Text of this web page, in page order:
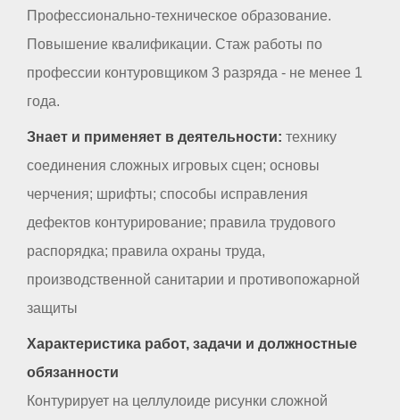
Профессионально-техническое образование.
Повышение квалификации. Стаж работы по
профессии контуровщиком 3 разряда - не менее 1
года.
Знает и применяет в деятельности: технику
соединения сложных игровых сцен; основы
черчения; шрифты; способы исправления
дефектов контурирование; правила трудового
распорядка; правила охраны труда,
производственной санитарии и противопожарной
защиты
Характеристика работ, задачи и должностные
обязанности
Контурирует на целлулоиде рисунки сложной